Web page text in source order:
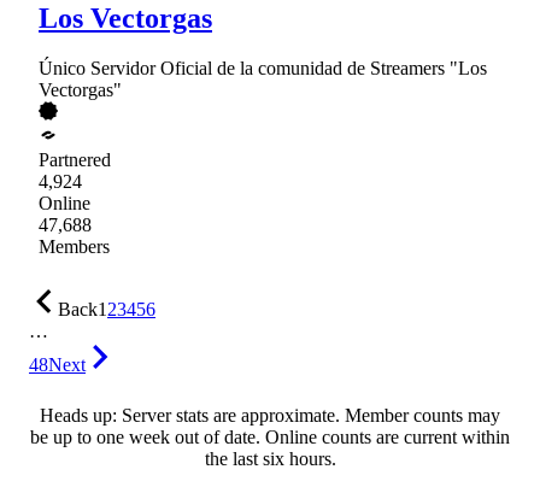
Los Vectorgas
Único Servidor Oficial de la comunidad de Streamers "Los
Vectorgas"
Partnered
4,924
Online
47,688
Members
Back123456
…
48Next
Heads up: Server stats are approximate. Member counts may
be up to one week out of date. Online counts are current within
the last six hours.